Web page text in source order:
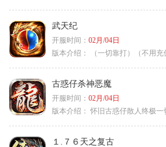
武天纪
开服时间： 02月/04日
版本介绍：
（一切靠打）（不用充值
古惑仔杀神恶魔
开服时间： 02月/04日
版本介绍： 怀旧古惑仔散人终极一切
１.７６天之复古